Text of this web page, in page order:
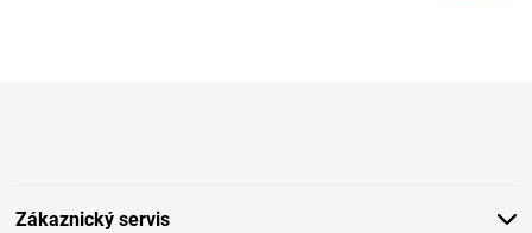
Zákaznický servis